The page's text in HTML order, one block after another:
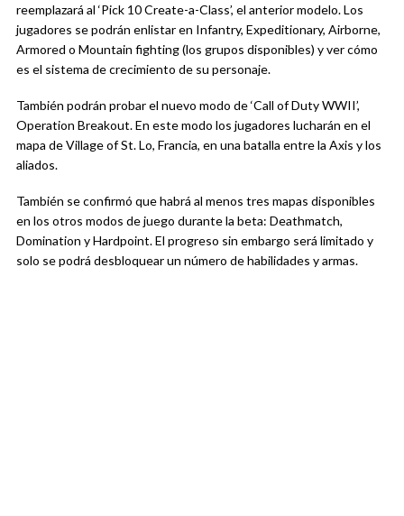
reemplazará al ‘Pick 10 Create-a-Class’, el anterior modelo. Los
jugadores se podrán enlistar en Infantry, Expeditionary, Airborne,
Armored o Mountain fighting (los grupos disponibles) y ver cómo
es el sistema de crecimiento de su personaje.
También podrán probar el nuevo modo de ‘Call of Duty WWII’,
Operation Breakout. En este modo los jugadores lucharán en el
mapa de Village of St. Lo, Francia, en una batalla entre la Axis y los
aliados.
También se confirmó que habrá al menos tres mapas disponibles
en los otros modos de juego durante la beta: Deathmatch,
Domination y Hardpoint. El progreso sin embargo será limitado y
solo se podrá desbloquear un número de habilidades y armas.